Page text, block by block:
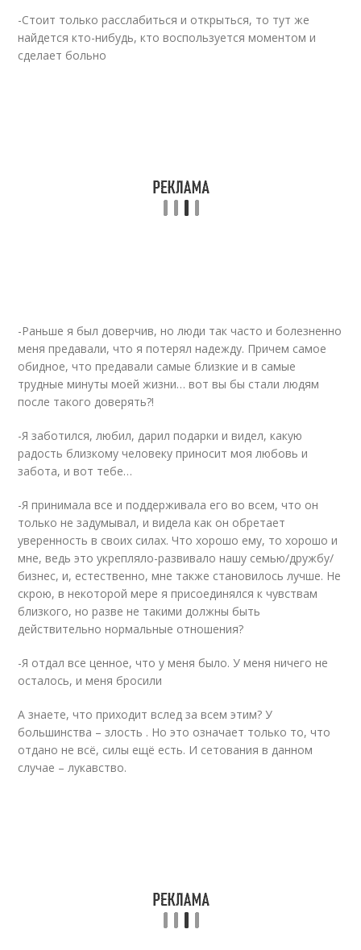
-Стоит только расслабиться и открыться, то тут же
найдется кто-нибудь, кто воспользуется моментом и
сделает больно
-Раньше я был доверчив, но люди так часто и болезненно
меня предавали, что я потерял надежду. Причем самое
обидное, что предавали самые близкие и в самые
трудные минуты моей жизни… вот вы бы стали людям
после такого доверять?!
-Я заботился, любил, дарил подарки и видел, какую
радость близкому человеку приносит моя любовь и
забота, и вот тебе…
-Я принимала все и поддерживала его во всем, что он
только не задумывал, и видела как он обретает
уверенность в своих силах. Что хорошо ему, то хорошо и
мне, ведь это укрепляло-развивало нашу семью/дружбу/
бизнес, и, естественно, мне также становилось лучше. Не
скрою, в некоторой мере я присоединялся к чувствам
близкого, но разве не такими должны быть
действительно нормальные отношения?
-Я отдал все ценное, что у меня было. У меня ничего не
осталось, и меня бросили
А знаете, что приходит вслед за всем этим? У
большинства – злость . Но это означает только то, что
отдано не всё, силы ещё есть. И сетования в данном
случае – лукавство.